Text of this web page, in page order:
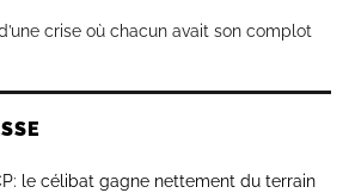
crise où chacun avait son complot
le célibat gagne nettement du terrain